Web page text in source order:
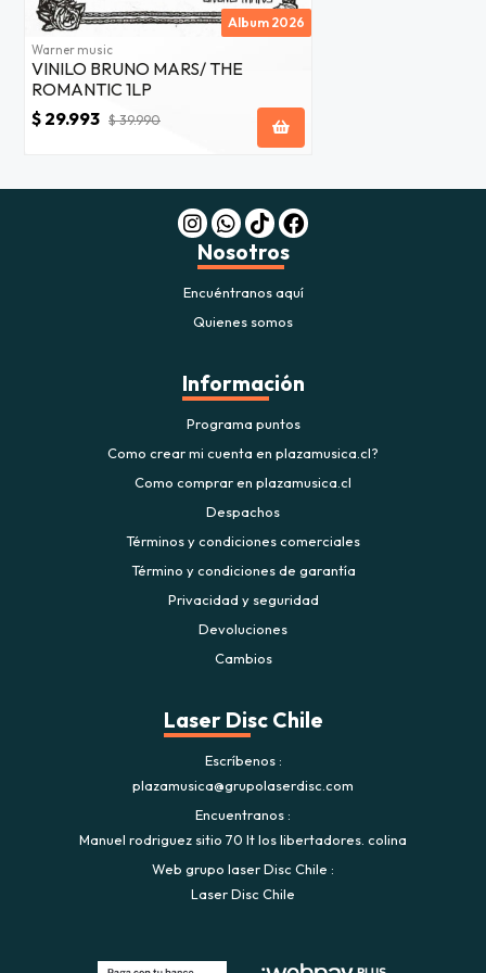
Album 2026
Warner music
VINILO BRUNO MARS/ THE
ROMANTIC 1LP
$ 29.993 $ 39.990
Nosotros
Encuéntranos aquí
Quienes somos
Información
Programa puntos
Como crear mi cuenta en plazamusica.cl?
Como comprar en plazamusica.cl
Despachos
Términos y condiciones comerciales
Término y condiciones de garantía
Privacidad y seguridad
Devoluciones
Cambios
Laser Disc Chile
Escríbenos
plazamusica@grupolaserdisc.com
Encuentranos
Manuel rodriguez sitio 70 lt los libertadores. colina
Web grupo laser Disc Chile
Laser Disc Chile